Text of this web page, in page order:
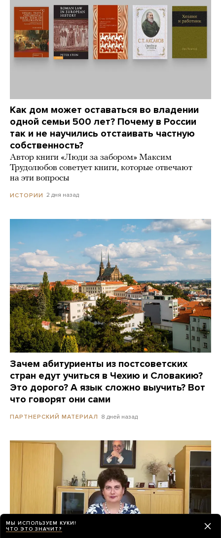
Как дом может оставаться во владении
одной семьи 500 лет? Почему в России
так и не научились отстаивать частную
собственность?
Автор книги «Люди за забором» Максим
Трудолюбов советует книги, которые отвечают
на эти вопросы
ИСТОРИИ 2 дня назад
Зачем абитуриенты из постсоветских
стран едут учиться в Чехию и Словакию?
Это дорого? А язык сложно выучить? Вот
что говорят они сами
ПАРТНЕРСКИЙ МАТЕРИАЛ 8 дней назад
МЫ ИСПОЛЬЗУЕМ КУКИ!
ЧТО ЭТО ЗНАЧИТ?